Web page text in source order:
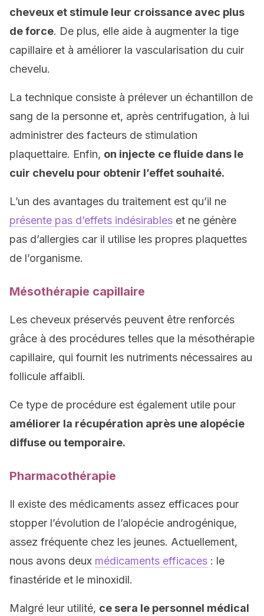
cheveux et stimule leur croissance avec plus
de force. De plus, elle aide à augmenter la tige
capillaire et à améliorer la vascularisation du cuir
chevelu.
La technique consiste à prélever un échantillon de
sang de la personne et, après centrifugation, à lui
administrer des facteurs de stimulation
plaquettaire. Enfin, on injecte ce fluide dans le
cuir chevelu pour obtenir l’effet souhaité.
L’un des avantages du traitement est qu’il ne
présente pas d’effets indésirables et ne génère
pas d’allergies car il utilise les propres plaquettes
de l’organisme.
Mésothérapie capillaire
Les cheveux préservés peuvent être renforcés
grâce à des procédures telles que la mésothérapie
capillaire, qui fournit les nutriments nécessaires au
follicule affaibli.
Ce type de procédure est également utile pour
améliorer la récupération après une alopécie
diffuse ou temporaire.
Pharmacothérapie
Il existe des médicaments assez efficaces pour
stopper l’évolution de l’alopécie androgénique,
assez fréquente chez les jeunes. Actuellement,
nous avons deux médicaments efficaces : le
finastéride et le minoxidil.
Malgré leur utilité, ce sera le personnel médical